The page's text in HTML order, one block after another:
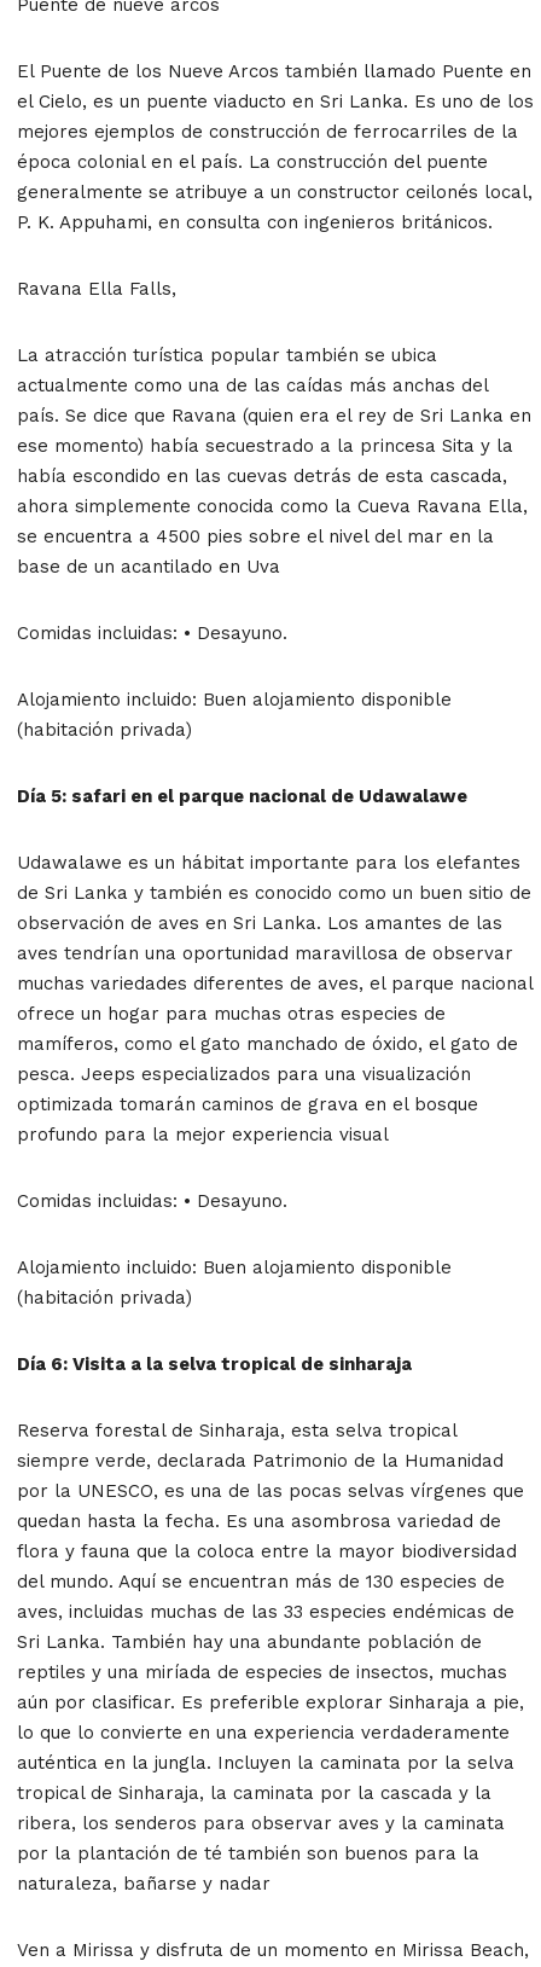
El Puente de los Nueve Arcos también llamado Puente en
el Cielo, es un puente viaducto en Sri Lanka. Es uno de los
mejores ejemplos de construcción de ferrocarriles de la
época colonial en el país. La construcción del puente
generalmente se atribuye a un constructor ceilonés local,
P. K. Appuhami, en consulta con ingenieros británicos.
Ravana Ella Falls,
La atracción turística popular también se ubica
actualmente como una de las caídas más anchas del
país. Se dice que Ravana (quien era el rey de Sri Lanka en
ese momento) había secuestrado a la princesa Sita y la
había escondido en las cuevas detrás de esta cascada,
ahora simplemente conocida como la Cueva Ravana Ella,
se encuentra a 4500 pies sobre el nivel del mar en la
base de un acantilado en Uva
Comidas incluidas: • Desayuno.
Alojamiento incluido: Buen alojamiento disponible
(habitación privada)
Día 5: safari en el parque nacional de Udawalawe
Udawalawe es un hábitat importante para los elefantes
de Sri Lanka y también es conocido como un buen sitio de
observación de aves en Sri Lanka. Los amantes de las
aves tendrían una oportunidad maravillosa de observar
muchas variedades diferentes de aves, el parque nacional
ofrece un hogar para muchas otras especies de
mamíferos, como el gato manchado de óxido, el gato de
pesca. Jeeps especializados para una visualización
optimizada tomarán caminos de grava en el bosque
profundo para la mejor experiencia visual
Comidas incluidas: • Desayuno.
Alojamiento incluido: Buen alojamiento disponible
(habitación privada)
Día 6: Visita a la selva tropical de sinharaja
Reserva forestal de Sinharaja, esta selva tropical
siempre verde, declarada Patrimonio de la Humanidad
por la UNESCO, es una de las pocas selvas vírgenes que
quedan hasta la fecha. Es una asombrosa variedad de
flora y fauna que la coloca entre la mayor biodiversidad
del mundo. Aquí se encuentran más de 130 especies de
aves, incluidas muchas de las 33 especies endémicas de
Sri Lanka. También hay una abundante población de
reptiles y una miríada de especies de insectos, muchas
aún por clasificar. Es preferible explorar Sinharaja a pie,
lo que lo convierte en una experiencia verdaderamente
auténtica en la jungla. Incluyen la caminata por la selva
tropical de Sinharaja, la caminata por la cascada y la
ribera, los senderos para observar aves y la caminata
por la plantación de té también son buenos para la
naturaleza, bañarse y nadar
Ven a Mirissa y disfruta de un momento en Mirissa Beach,